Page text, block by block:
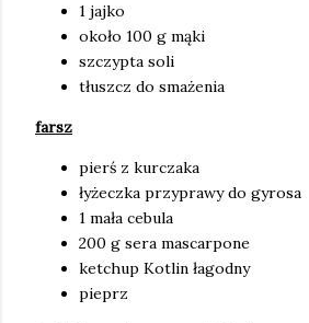
1 jajko
około 100 g mąki
szczypta soli
tłuszcz do smażenia
farsz
pierś z kurczaka
łyżeczka przyprawy do gyrosa
1 mała cebula
200 g sera mascarpone
ketchup Kotlin łagodny
pieprz